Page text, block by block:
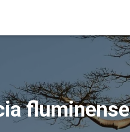
fluminense